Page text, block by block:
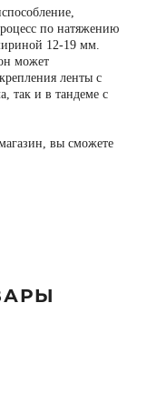
по натяжению
12-19 мм.
может
ленты с
так и в тандеме с
вы сможете